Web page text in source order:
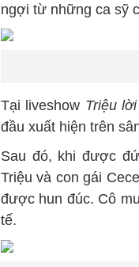
ngợi từ những ca sỹ
Tại liveshow Triệu
đầu xuất hiện trên
Sau đó, khi được
Triệu và con gái
được hun đúc. Cô
tế.